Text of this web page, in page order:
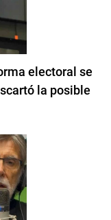
electoral se
la posible